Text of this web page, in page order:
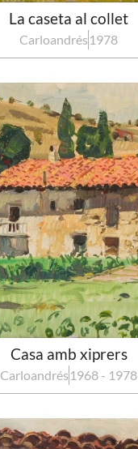
La caseta al collet
Carloandrés 1978
Casa amb xiprers
Carloandrés 1968 - 1978